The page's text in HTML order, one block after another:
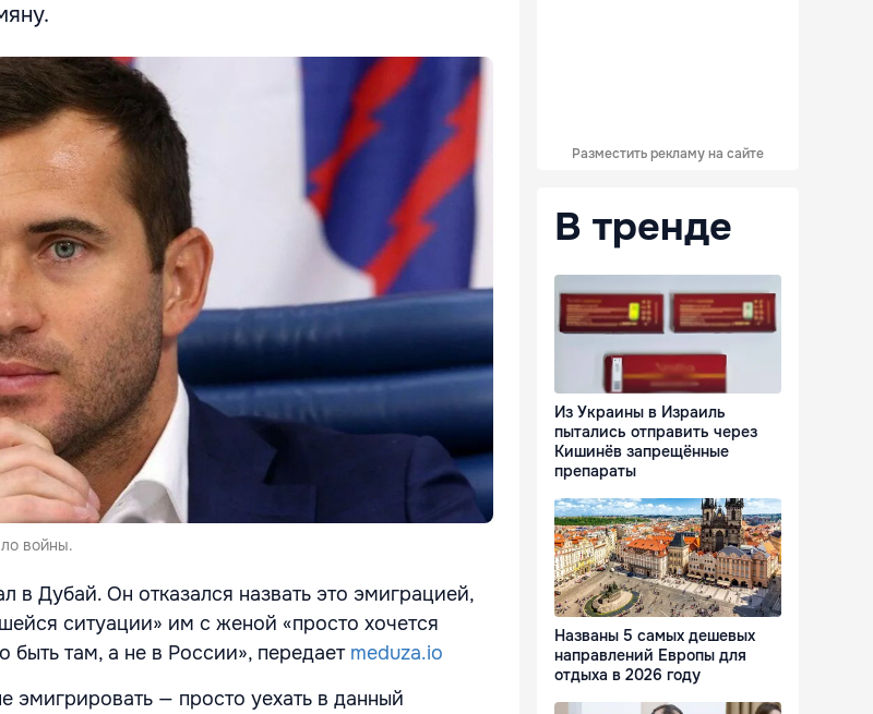
войны.
в Дубай. Он отказался назвать это эмиграцией,
ситуации» им с женой «просто хочется
быть там, а не в России», передает meduza.io
эмигрировать — просто уехать в данный
Разместить рекламу на сайте
В тренде
Из Украины в Израиль
пытались отправить через
Кишинёв запрещённые
препараты
Названы 5 самых дешевых
направлений Европы для
отдыха в 2026 году